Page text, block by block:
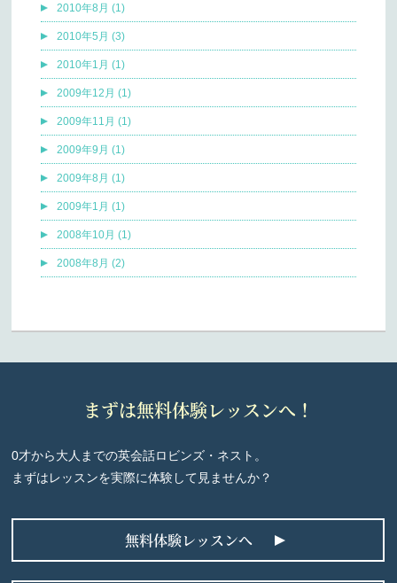
2010年8月 (1)
2010年5月 (3)
2010年1月 (1)
2009年12月 (1)
2009年11月 (1)
2009年9月 (1)
2009年8月 (1)
2009年1月 (1)
2008年10月 (1)
2008年8月 (2)
まずは無料体験レッスンへ！
0才から大人までの英会話ロビンズ・ネスト。
まずはレッスンを実際に体験して見ませんか？
無料体験レッスンへ